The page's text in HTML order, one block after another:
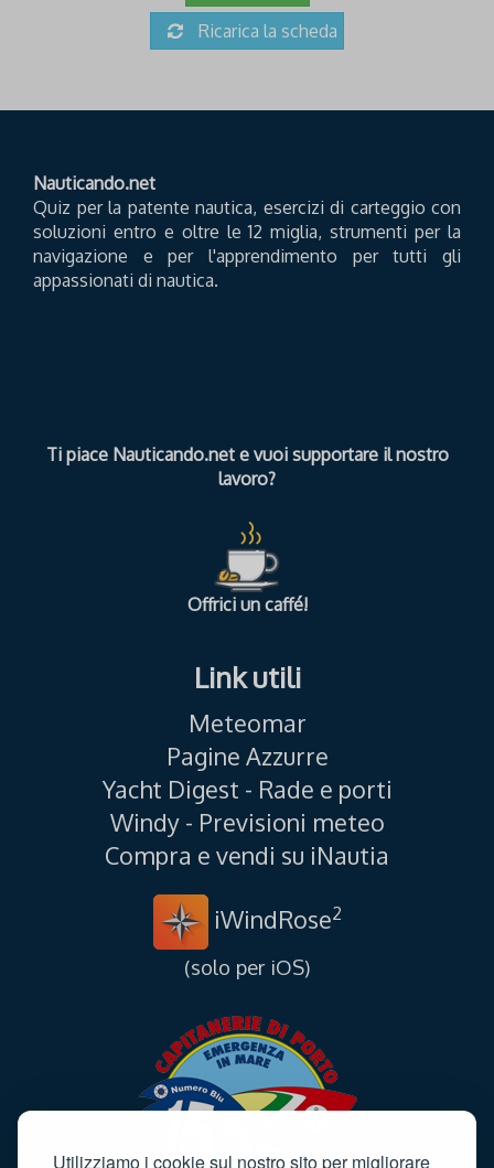
Utilizziamo i cookie sul nostro sito per migliorare
Ricarica la scheda
Nauticando.net
Quiz per la patente nautica, esercizi di carteggio con
soluzioni entro e oltre le 12 miglia, strumenti per la
navigazione e per l'apprendimento per tutti gli
appassionati di nautica.
Ti piace Nauticando.net e vuoi supportare il nostro
lavoro?
Offrici un caffé!
Link utili
Meteomar
Pagine Azzurre
Yacht Digest - Rade e porti
Windy - Previsioni meteo
Compra e vendi su iNautia
iWindRose2
(solo per iOS)